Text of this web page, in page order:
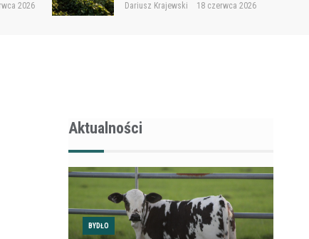
2026 Dariusz Krajewski 16 czerwca 2026
Aktualności
BYDŁO